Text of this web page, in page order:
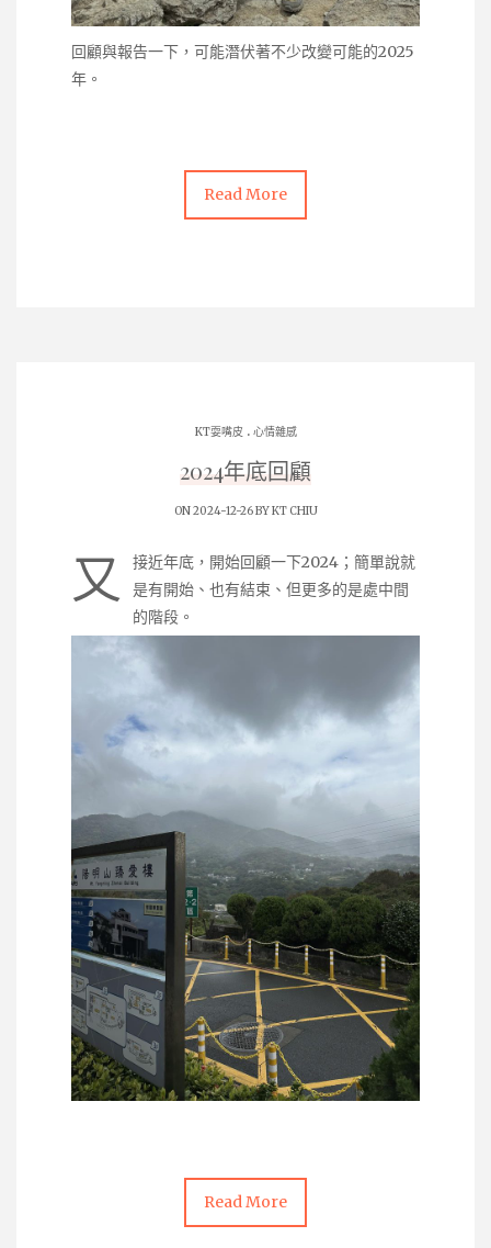
回顧與報告一下，可能潛伏著不少改變可能的2025
年。
Read More
KT耍嘴皮 . 心情雜感
2024年底回顧
ON 2024-12-26 BYKT CHIU
又
接近年底，開始回顧一下2024；簡單說就
是有開始、也有結束、但更多的是處中間
的階段。
Read More